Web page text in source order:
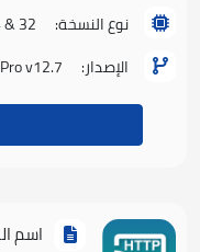
نوع النسخة:
32 & 64 bit
الإصدار:
Pro v12.7
اسم